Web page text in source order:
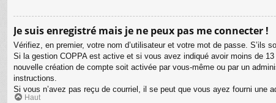
Je suis enregistré mais je ne peux pas me connecter !
Vérifiez, en premier, votre nom d’utilisateur et votre mot de passe. S’ils
Si la gestion COPPA est active et si vous avez indiqué avoir moins de
nouvelle création de compte soit activée par vous-même ou par un
instructions.
Si vous n’avez pas reçu de courriel, il se peut que vous ayez fourni une
Haut